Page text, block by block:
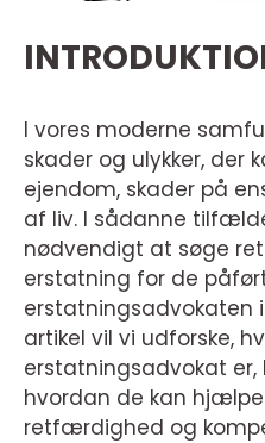
I vores moderne
skader og ulykker, der
ejendom, skader på
af liv. I sådanne
nødvendigt at søge
erstatning for de
erstatningsadvokaten
artikel vil vi udforske,
erstatningsadvokat
hvordan de kan
retfærdighed og